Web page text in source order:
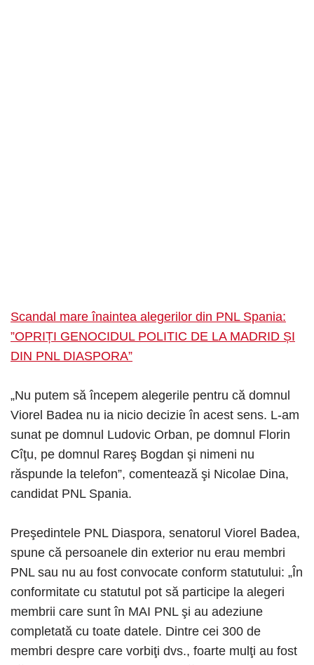
Scandal mare înaintea alegerilor din PNL Spania:
”OPRIȚI GENOCIDUL POLITIC DE LA MADRID ȘI
DIN PNL DIASPORA”
„Nu putem să începem alegerile pentru că domnul
Viorel Badea nu ia nicio decizie în acest sens. L-am
sunat pe domnul Ludovic Orban, pe domnul Florin
Cîţu, pe domnul Rareş Bogdan şi nimeni nu
răspunde la telefon”, comentează şi Nicolae Dina,
candidat PNL Spania.
Preşedintele PNL Diaspora, senatorul Viorel Badea,
spune că persoanele din exterior nu erau membri
PNL sau nu au fost convocate conform statutului: „În
conformitate cu statutul pot să participe la alegeri
membrii care sunt în MAI PNL şi au adeziune
completată cu toate datele. Dintre cei 300 de
membri despre care vorbiţi dvs., foarte mulţi au fost